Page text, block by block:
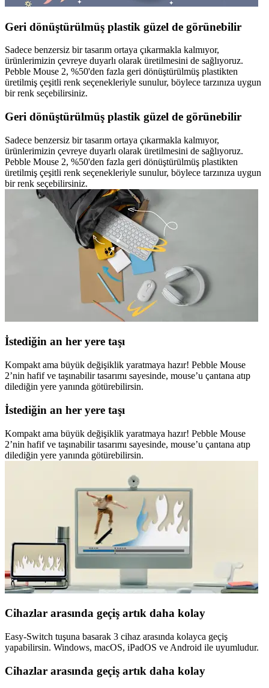
Geri dönüştürülmüş plastik güzel de görünebilir
Sadece benzersiz bir tasarım ortaya çıkarmakla kalmıyor,
ürünlerimizin çevreye duyarlı olarak üretilmesini de sağlıyoruz.
Pebble Mouse 2, %50'den fazla geri dönüştürülmüş plastikten
üretilmiş çeşitli renk seçenekleriyle sunulur, böylece tarzınıza uygun
bir renk seçebilirsiniz.
Geri dönüştürülmüş plastik güzel de görünebilir
Sadece benzersiz bir tasarım ortaya çıkarmakla kalmıyor,
ürünlerimizin çevreye duyarlı olarak üretilmesini de sağlıyoruz.
Pebble Mouse 2, %50'den fazla geri dönüştürülmüş plastikten
üretilmiş çeşitli renk seçenekleriyle sunulur, böylece tarzınıza uygun
bir renk seçebilirsiniz.
İstediğin an her yere taşı
Kompakt ama büyük değişiklik yaratmaya hazır! Pebble Mouse
2’nin hafif ve taşınabilir tasarımı sayesinde, mouse’u çantana atıp
dilediğin yere yanında götürebilirsin.
İstediğin an her yere taşı
Kompakt ama büyük değişiklik yaratmaya hazır! Pebble Mouse
2’nin hafif ve taşınabilir tasarımı sayesinde, mouse’u çantana atıp
dilediğin yere yanında götürebilirsin.
Cihazlar arasında geçiş artık daha kolay
Easy-Switch tuşuna basarak 3 cihaz arasında kolayca geçiş
yapabilirsin. Windows, macOS, iPadOS ve Android ile uyumludur.
Cihazlar arasında geçiş artık daha kolay